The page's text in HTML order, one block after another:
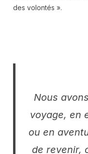
des volontés ».
Nous
voyage, en
ou en
de revenir,